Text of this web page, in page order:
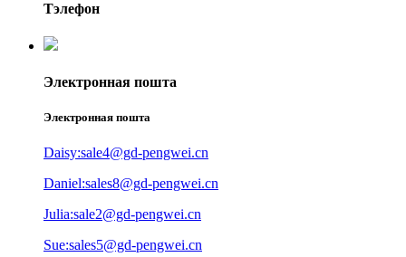
Тэлефон
Электронная пошта
Электронная пошта
Daisy:sale4@gd-pengwei.cn
Daniel:sales8@gd-pengwei.cn
Julia:sale2@gd-pengwei.cn
Sue:sales5@gd-pengwei.cn